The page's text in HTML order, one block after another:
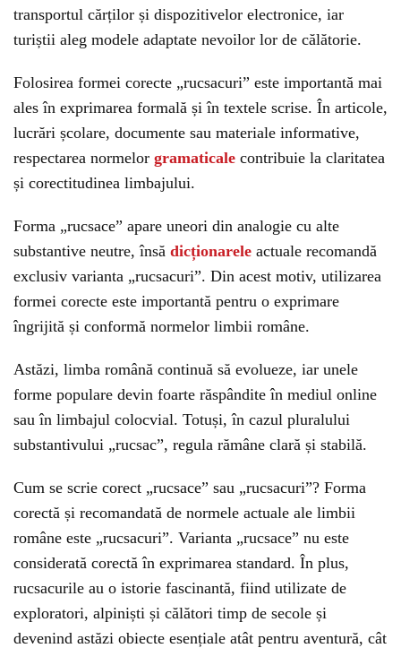
transportul cărților și dispozitivelor electronice, iar
turiștii aleg modele adaptate nevoilor lor de călătorie.
Folosirea formei corecte „rucsacuri” este importantă mai
ales în exprimarea formală și în textele scrise. În articole,
lucrări școlare, documente sau materiale informative,
respectarea normelor gramaticale contribuie la claritatea
și corectitudinea limbajului.
Forma „rucsace” apare uneori din analogie cu alte
substantive neutre, însă dicționarele actuale recomandă
exclusiv varianta „rucsacuri”. Din acest motiv, utilizarea
formei corecte este importantă pentru o exprimare
îngrijită și conformă normelor limbii române.
Astăzi, limba română continuă să evolueze, iar unele
forme populare devin foarte răspândite în mediul online
sau în limbajul colocvial. Totuși, în cazul pluralului
substantivului „rucsac”, regula rămâne clară și stabilă.
Cum se scrie corect „rucsace” sau „rucsacuri”? Forma
corectă și recomandată de normele actuale ale limbii
române este „rucsacuri”. Varianta „rucsace” nu este
considerată corectă în exprimarea standard. În plus,
rucsacurile au o istorie fascinantă, fiind utilizate de
exploratori, alpiniști și călători timp de secole și
devenind astăzi obiecte esențiale atât pentru aventură, cât